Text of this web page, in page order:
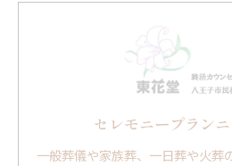
セレモニープラン
一般葬儀や家族葬、一日葬や火葬